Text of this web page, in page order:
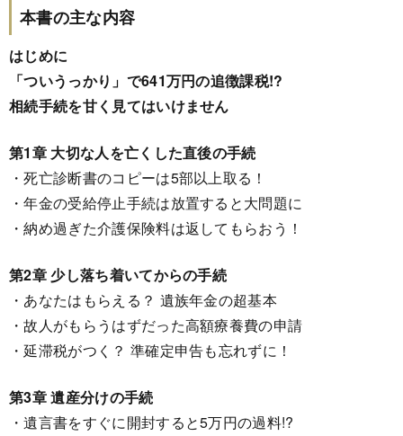
本書の主な内容
はじめに
「ついうっかり」で641万円の追徴課税!?
相続手続を甘く見てはいけません
第1章 大切な人を亡くした直後の手続
・死亡診断書のコピーは5部以上取る！
・年金の受給停止手続は放置すると大問題に
・納め過ぎた介護保険料は返してもらおう！
第2章 少し落ち着いてからの手続
・あなたはもらえる？ 遺族年金の超基本
・故人がもらうはずだった高額療養費の申請
・延滞税がつく？ 準確定申告も忘れずに！
第3章 遺産分けの手続
・遺言書をすぐに開封すると5万円の過料!?